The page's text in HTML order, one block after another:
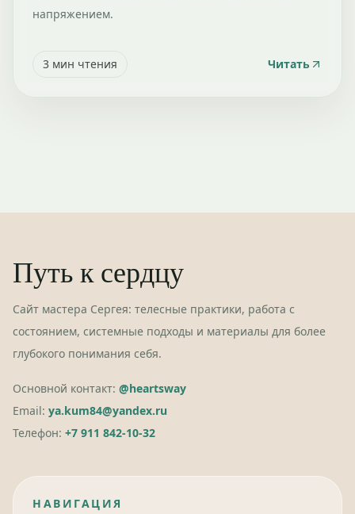
напряжением.
3 мин чтения Читать
Путь к сердцу
Сайт мастера Сергея: телесные практики, работа с
состоянием, системные подходы и материалы для более
глубокого понимания себя.
Основной контакт: @heartsway
Email: ya.kum84@yandex.ru
Телефон: +7 911 842-10-32
НАВИГАЦИЯ